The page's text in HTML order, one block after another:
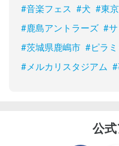
#音楽フェス #犬 #東京
#鹿島アントラーズ #
#茨城県鹿嶋市 #ピラ
#メルカリスタジアム #
公式